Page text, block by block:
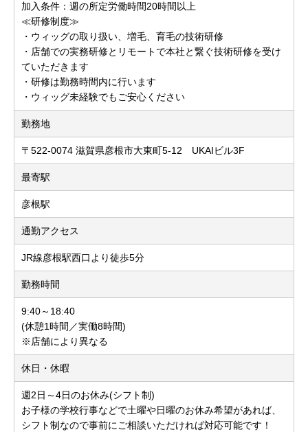
加入条件：週の所定労働時間20時間以上
≪研修制度≫
・ウィッグの取り扱い、増毛、育毛の技術研修
・店舗での実務研修とリモートで本社と繋ぐ技術研修を受け
ていただきます
・研修は勤務時間内に行います
・ウィッグ未経験でもご安心ください
勤務地
〒522-0074 滋賀県彦根市大東町5-12 UKAIビル3F
最寄駅
彦根駅
通勤アクセス
JR線彦根駅西口より徒歩5分
勤務時間
9:40～18:40
(休憩1時間／実働8時間)
※店舗により異なる
休日・休暇
週2日～4日のお休み(シフト制)
お子様の学校行事などで土曜や日曜のお休み希望があれば、
シフト制なので事前にご相談いただければ対応可能です！